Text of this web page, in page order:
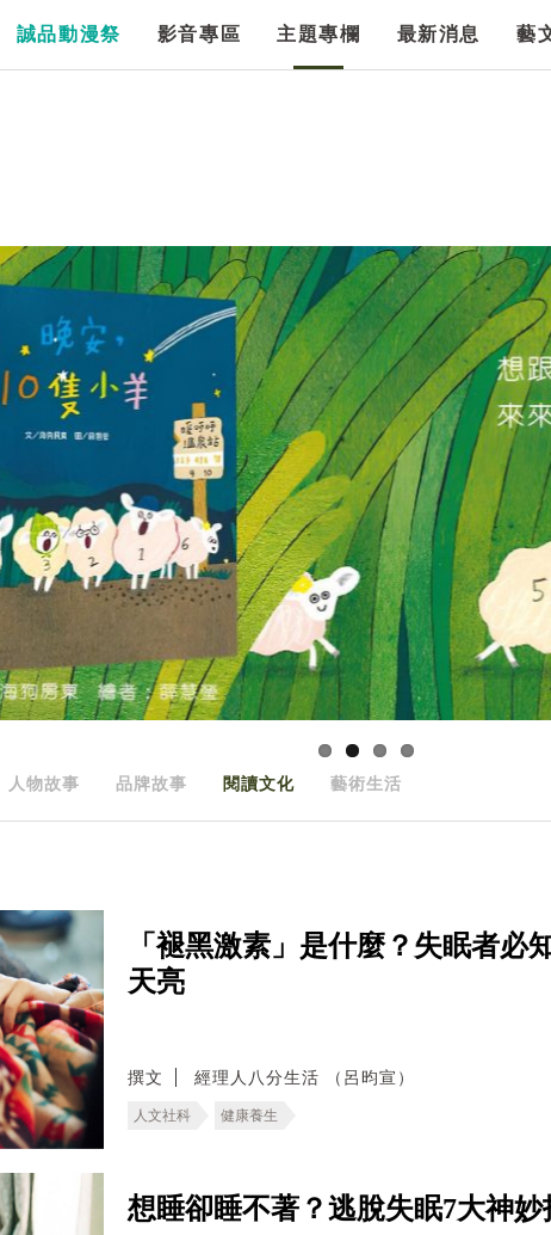
誠品動漫祭 影音專區 主題專欄 最新消息 藝
人物故事 品牌故事 閱讀文化 藝術生活
「褪黑激素」是什麼？失眠者必
天亮
撰文 經理人八分生活 （呂昀宣）
人文社科 健康養生
想睡卻睡不著？逃脫失眠7大神